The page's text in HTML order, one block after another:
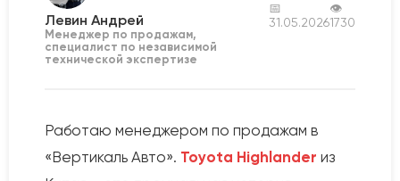
Левин Андрей
Менеджер по продажам,
специалист по независимой
технической экспертизе
📅
31.05.2026
👁
1730
Работаю менеджером по продажам в
«Вертикаль Авто». Toyota Highlander из